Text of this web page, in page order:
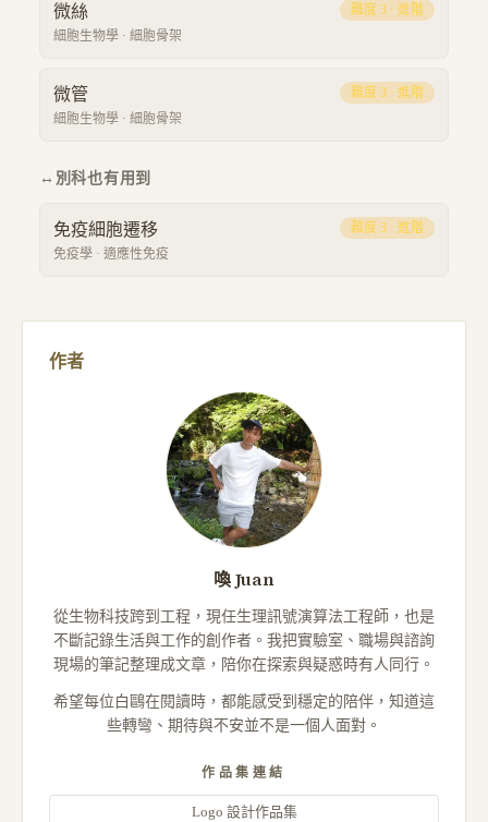
微絲
細胞生物學 · 細胞骨架
難度 3 · 進階
微管
細胞生物學 · 細胞骨架
難度 3 · 進階
↔ 別科也有用到
免疫細胞遷移
免疫學 · 適應性免疫
難度 3 · 進階
作者
喚 Juan
從生物科技跨到工程，現任生理訊號演算法工程師，也是
不斷記錄生活與工作的創作者。我把實驗室、職場與諮詢
現場的筆記整理成文章，陪你在探索與疑惑時有人同行。
希望每位白鷗在閱讀時，都能感受到穩定的陪伴，知道這
些轉彎、期待與不安並不是一個人面對。
作品集連結
Logo 設計作品集